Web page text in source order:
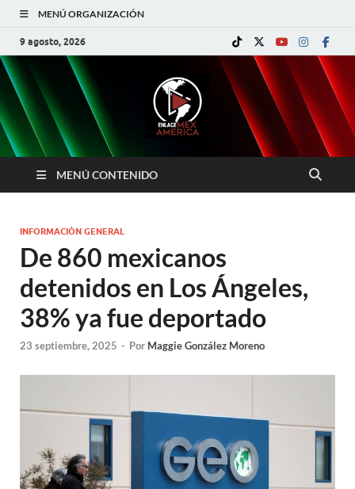
MENÚ ORGANIZACIÓN
9 agosto, 2026
MENÚ CONTENIDO
INFORMACIÓN GENERAL
De 860 mexicanos
detenidos en Los Ángeles,
38% ya fue deportado
23 septiembre, 2025 - Por Maggie González Moreno